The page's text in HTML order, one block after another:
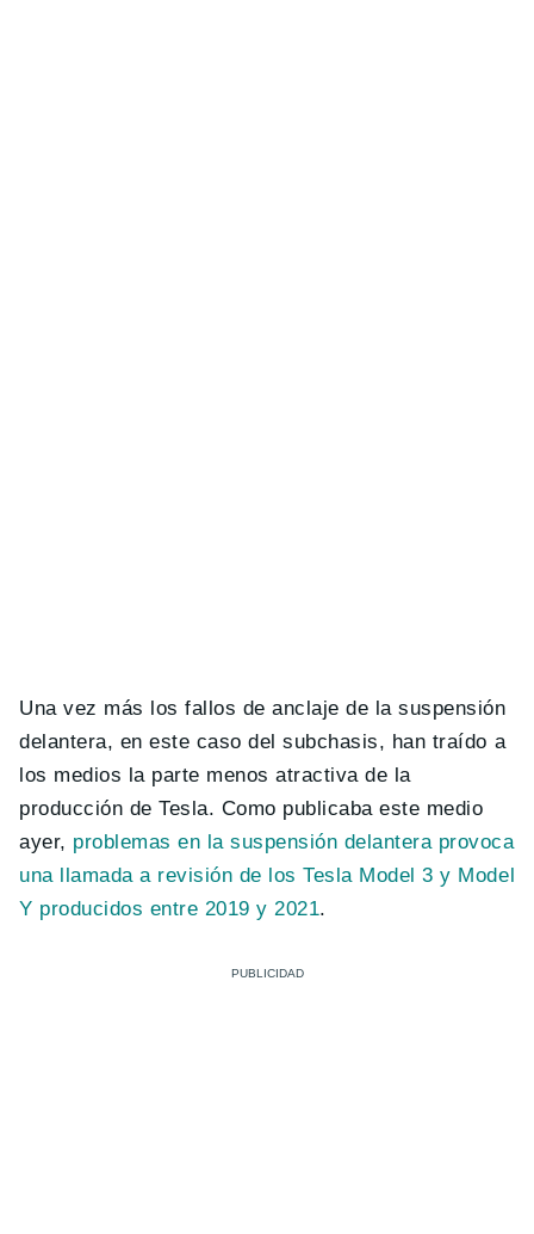
Una vez más los fallos de anclaje de la suspensión
delantera, en este caso del subchasis, han traído a
los medios la parte menos atractiva de la
producción de Tesla. Como publicaba este medio
ayer, problemas en la suspensión delantera provoca
una llamada a revisión de los Tesla Model 3 y Model
Y producidos entre 2019 y 2021.